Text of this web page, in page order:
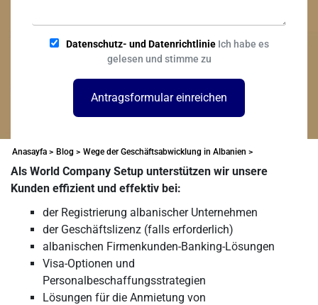
Datenschutz- und DatenrichtlinieIch habe es
gelesen und stimme zu
Antragsformular einreichen
Anasayfa > Blog > Wege der Geschäftsabwicklung in Albanien >
Als World Company Setup unterstützen wir unsere
Kunden effizient und effektiv bei:
der Registrierung albanischer Unternehmen
der Geschäftslizenz (falls erforderlich)
albanischen Firmenkunden-Banking-Lösungen
Visa-Optionen und
Personalbeschaffungsstrategien
Lösungen für die Anmietung von